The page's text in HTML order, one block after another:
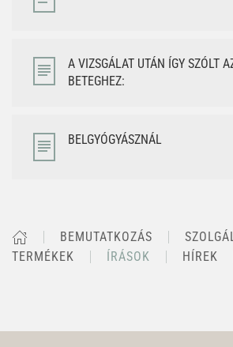
A VIZSGÁLAT UTÁN ÍGY SZÓLT
BETEGHEZ:
BELGYÓGYÁSZNÁL
BEMUTATKOZÁS
TERMÉKEK
ÍRÁSOK HÍREK